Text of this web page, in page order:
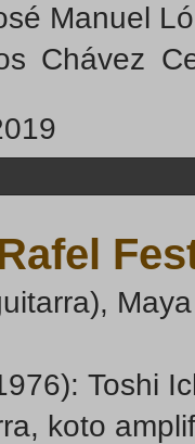
Manuel
Chávez
Toshi
koto